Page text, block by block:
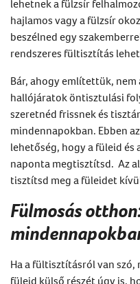
lehetnek a fülzsír
hajlamos vagy a fülzsír
beszélned egy
rendszeres fültisztítás
Bár, ahogy említettük,
hallójáratok öntisztulási
szeretnéd frissnek és
mindennapokban. Ebben
lehetőség, hogy a füleid
naponta megtisztítsd. Az
tisztítsd meg a füleidet
Fülmosás
Ha a fültisztításról van szó,
füleid külső részét úgy is,